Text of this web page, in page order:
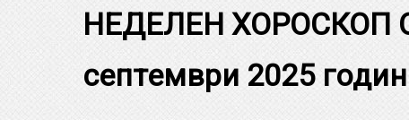
НЕДЕЛЕН ХОРОСКОП
септември 2025